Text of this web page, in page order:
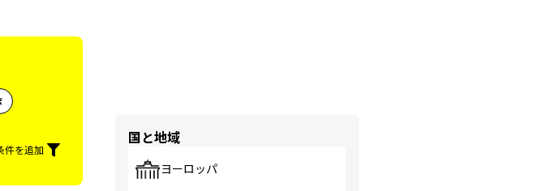
件を追加
国と地域
ヨーロッパ